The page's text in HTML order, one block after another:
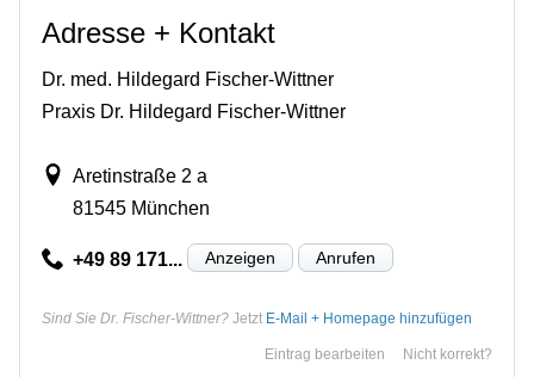
Adresse + Kontakt
Dr. med. Hildegard Fischer-Wittner
Praxis Dr. Hildegard Fischer-Wittner
Aretinstraße 2 a
81545 München
+49 89 171... Anzeigen Anrufen
Sind Sie Dr. Fischer-Wittner? Jetzt E-Mail + Homepage hinzufügen
Nicht korrekt?
Eintrag bearbeiten